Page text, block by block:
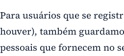
Para usuários que se
houver), também
pessoais que fornecem no